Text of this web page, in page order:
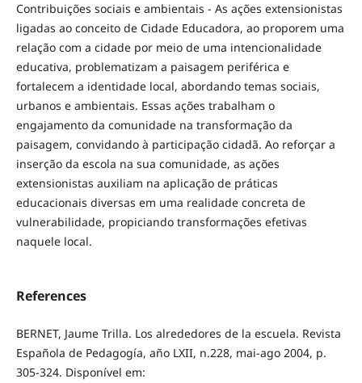
Contribuições sociais e ambientais - As ações extensionistas
ligadas ao conceito de Cidade Educadora, ao proporem uma
relação com a cidade por meio de uma intencionalidade
educativa, problematizam a paisagem periférica e
fortalecem a identidade local, abordando temas sociais,
urbanos e ambientais. Essas ações trabalham o
engajamento da comunidade na transformação da
paisagem, convidando à participação cidadã. Ao reforçar a
inserção da escola na sua comunidade, as ações
extensionistas auxiliam na aplicação de práticas
educacionais diversas em uma realidade concreta de
vulnerabilidade, propiciando transformações efetivas
naquele local.
References
BERNET, Jaume Trilla. Los alrededores de la escuela. Revista
Española de Pedagogía, año LXII, n.228, mai-ago 2004, p.
305-324. Disponível em: